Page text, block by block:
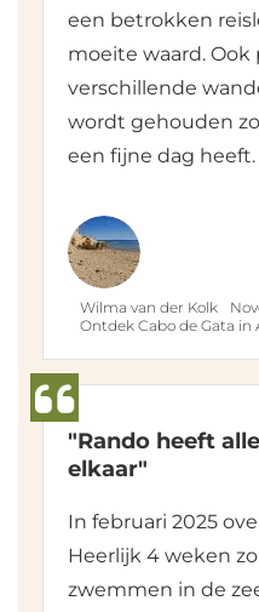
een betrokken
moeite waard.
verschillende
wordt gehouden
een fijne dag heeft.
Wilma van der Kolk
Ontdek Cabo de Gata in
"Rando heeft
elkaar"
In februari 2025
Heerlijk 4 weken
zwemmen in de